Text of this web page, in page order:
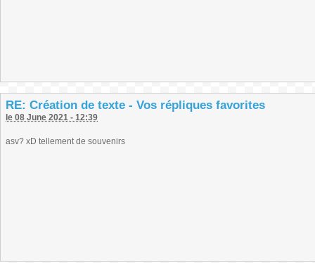
RE: Création de texte - Vos répliques favorites
le 08 June 2021 - 12:39
asv? xD tellement de souvenirs